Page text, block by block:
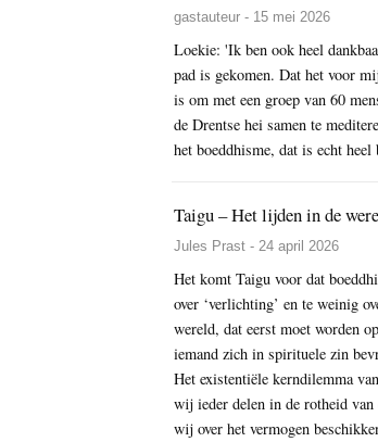
gastauteur - 15 mei 2026
Loekie: 'Ik ben ook heel
pad is gekomen. Dat het voor
is om met een groep van 60
de Drentse hei samen te
het boeddhisme, dat is echt heel
Taigu – Het lijden in de
Jules Prast - 24 april 2026
Het komt Taigu voor dat
over ‘verlichting’ en te weinig
wereld, dat eerst moet worden
iemand zich in spirituele zin
Het existentiële kerndilemma
wij ieder delen in de rotheid
wij over het vermogen